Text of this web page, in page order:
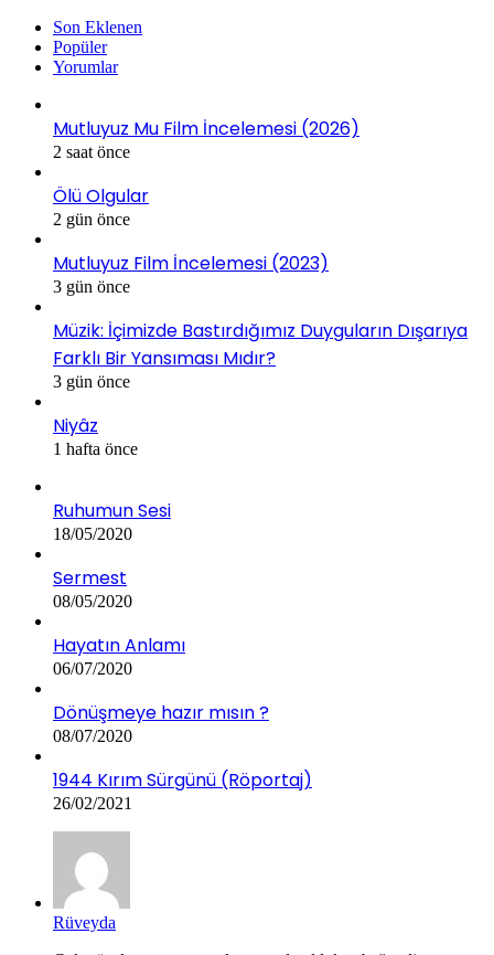
Son Eklenen
Popüler
Yorumlar
Mutluyuz Mu Film İncelemesi (2026)
2 saat önce
Ölü Olgular
2 gün önce
Mutluyuz Film İncelemesi (2023)
3 gün önce
Müzik: İçimizde Bastırdığımız Duyguların Dışarıya
Farklı Bir Yansıması Mıdır?
3 gün önce
Niyâz
1 hafta önce
Ruhumun Sesi
18/05/2020
Sermest
08/05/2020
Hayatın Anlamı
06/07/2020
Dönüşmeye hazır mısın ?
08/07/2020
1944 Kırım Sürgünü (Röportaj)
26/02/2021
Rüveyda